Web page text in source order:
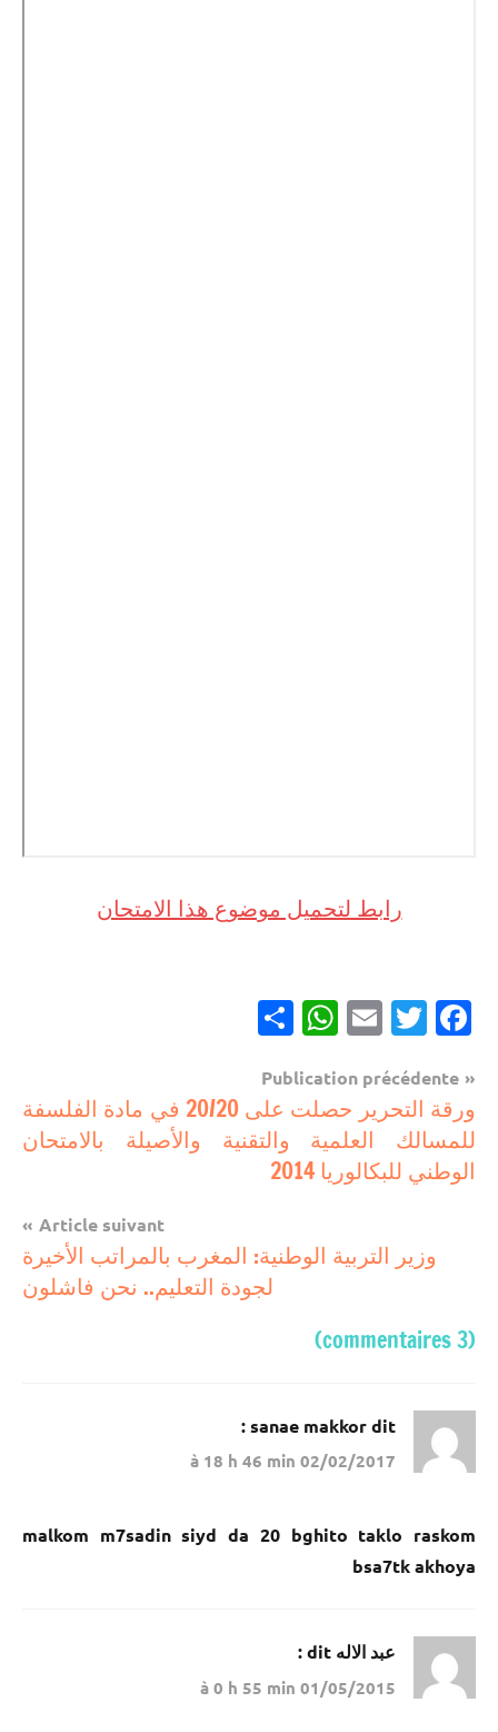
رابط لتحميل موضوع هذا الامتحان
Facebook
Twitter
Email
WhatsApp
إنجازات
متميزة
في
الامتحان
للبكالوريا
إنجازات
في
الامتحان
الموحد
مسلك
العلوم
إنجازات
متميزة
في
Navigation
de
l’article
Publication précédente
ورقة التحرير حصلت على 20/20 في مادة الفلسفة
للمسالك العلمية والتقنية والأصيلة بالامتحان
الوطني للبكالوريا 2014
Article suivant
وزير التربية الوطنية: المغرب بالمراتب الأخيرة
لجودة التعليم.. نحن فاشلون
(3 commentaires)
sanae makkordit :
02/02/2017 à 18 h 46 min
malkom m7sadin siyd da 20 bghito taklo raskom
bsa7tk akhoya
عبد الاله dit :
01/05/2015 à 0 h 55 min